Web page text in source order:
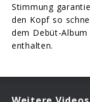
Stimmung
den Kopf so
dem Debüt-Album
enthalten.